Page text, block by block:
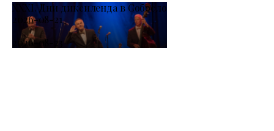
XXXI. Дни диксиленда в Собосло
2026-08-21
-
2026-08-23